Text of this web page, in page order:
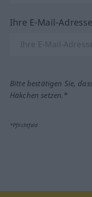
Ihre E-Mail-
Bitte bestätigen Sie,
Häkchen setzen.*
*Pflichtfeld